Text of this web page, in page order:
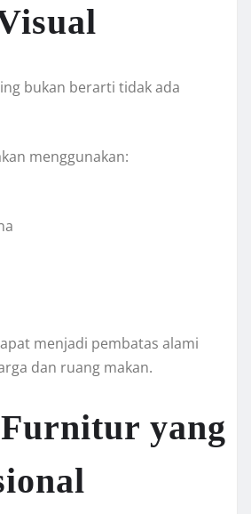
bukan berarti tidak ada
menggunakan:
menjadi pembatas alami
dan ruang makan.
yang